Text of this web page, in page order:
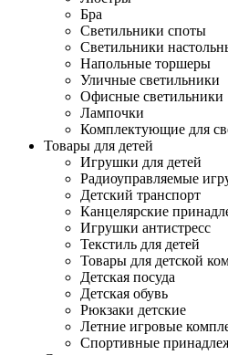
Бра
Светильники споты
Светильники
Напольные торшеры
Уличные светильники
Офисные светильники
Лампочки
Комплектующие для
Товары для детей
Игрушки для детей
Радиоуправляемые
Детский транспорт
Канцелярские
Игрушки антистресс
Текстиль для детей
Товары для детской
Детская посуда
Детская обувь
Рюкзаки детские
Летние игровые
Спортивные